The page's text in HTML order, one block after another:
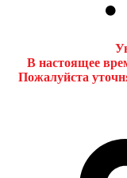
В настоящее
Пожалуйста